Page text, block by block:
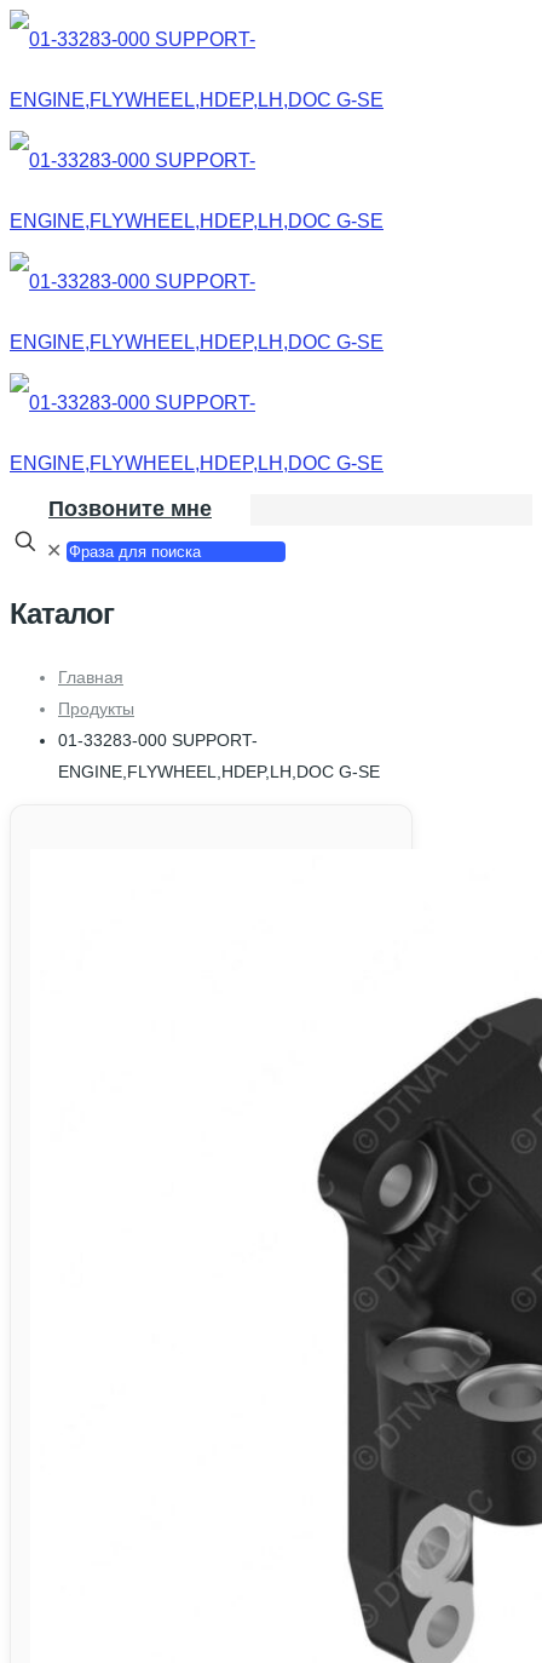
Позвоните мне
✕
Каталог
Главная
Продукты
01-33283-000 SUPPORT-
ENGINE,FLYWHEEL,HDEP,LH,DOC G-SE